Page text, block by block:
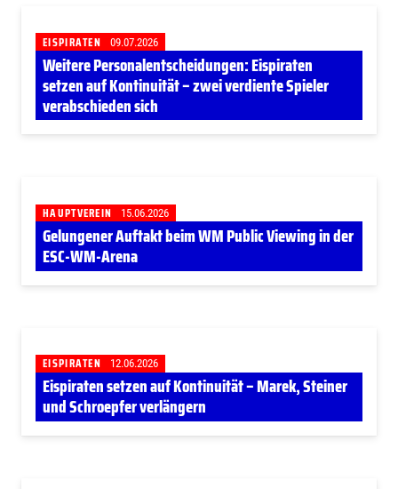
EISPIRATEN 09.07.2026
Weitere Personalentscheidungen: Eispiraten
setzen auf Kontinuität – zwei verdiente Spieler
verabschieden sich
HAUPTVEREIN 15.06.2026
Gelungener Auftakt beim WM Public Viewing in der
ESC-WM-Arena
EISPIRATEN 12.06.2026
Eispiraten setzen auf Kontinuität – Marek, Steiner
und Schroepfer verlängern